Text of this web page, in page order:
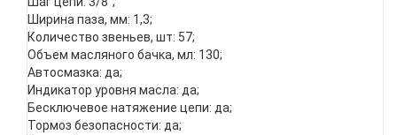
Ширина паза, мм: 1,3;
Количество звеньев, шт: 57;
Объем масляного бачка, мл: 130;
Автосмазка: да;
Индикатор уровня масла: да;
Бесключевое натяжение цепи: да;
Тормоз безопасности: да;